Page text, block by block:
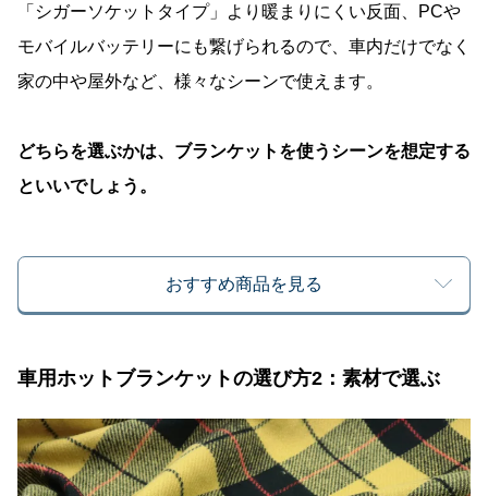
「シガーソケットタイプ」より暖まりにくい反面、PCや
モバイルバッテリーにも繋げられるので、車内だけでなく
家の中や屋外など、様々なシーンで使えます。
どちらを選ぶかは、ブランケットを使うシーンを想定する
といいでしょう。
おすすめ商品を見る
車用ホットブランケットの選び方2：素材で選ぶ